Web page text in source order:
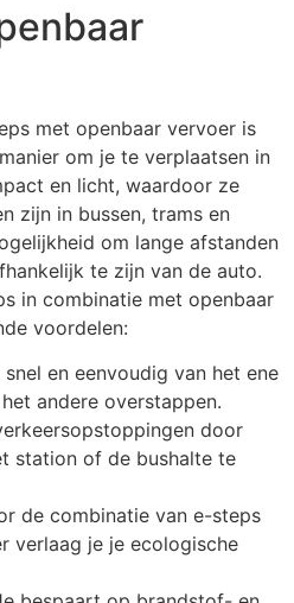
met openbaar vervoer is
om je te verplaatsen in
en licht, waardoor ze
zijn in bussen, trams en
om lange afstanden
te zijn van de auto.
in combinatie met openbaar
voordelen:
en eenvoudig van het ene
andere overstappen.
door
station of de bushalte te
de combinatie van e-steps
verlaag je je ecologische